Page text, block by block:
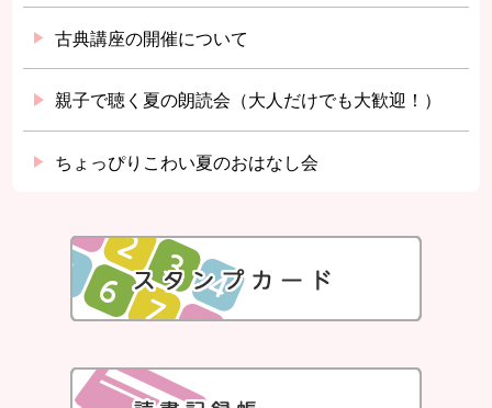
古典講座の開催について
親子で聴く夏の朗読会（大人だけでも大歓迎！）
ちょっぴりこわい夏のおはなし会